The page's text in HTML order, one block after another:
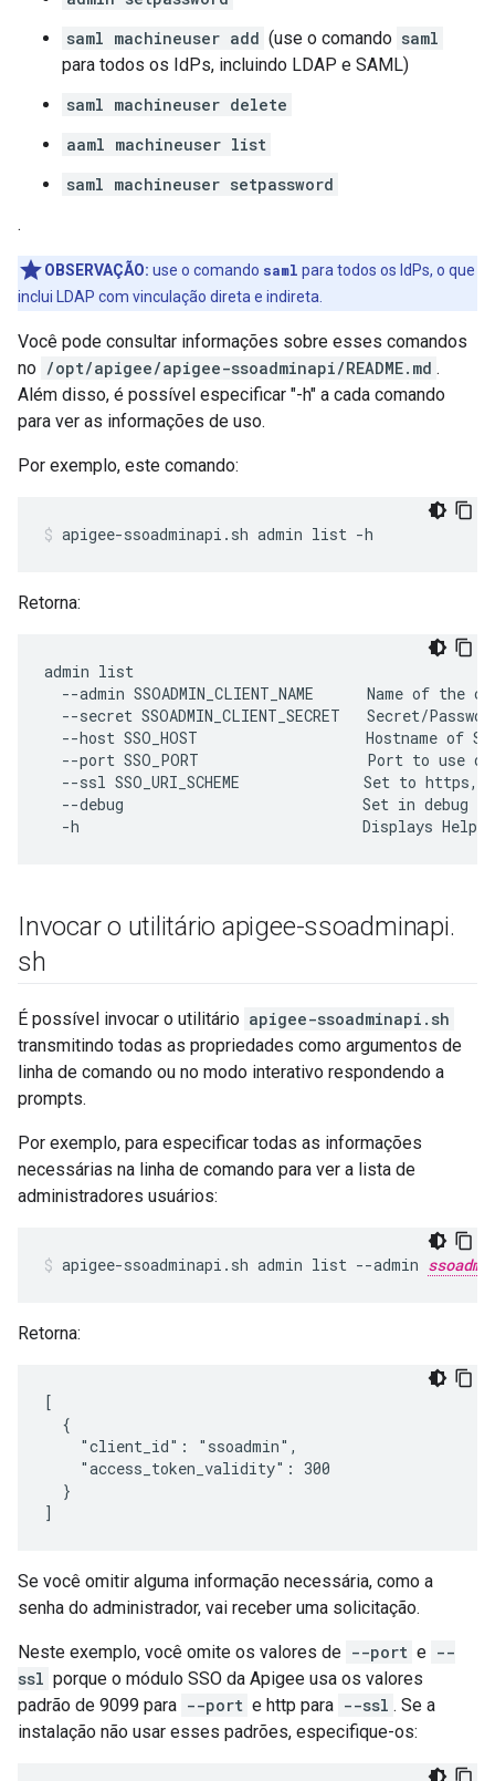
saml machineuser add (use o comando saml
para todos os IdPs, incluindo LDAP e SAML)
saml machineuser delete
aaml machineuser list
saml machineuser setpassword
.
OBSERVAÇÃO: use o comando saml para todos os IdPs, o que
inclui LDAP com vinculação direta e indireta.
Você pode consultar informações sobre esses comandos
no /opt/apigee/apigee-ssoadminapi/README.md .
Além disso, é possível especificar "-h" a cada comando
para ver as informações de uso.
Por exemplo, este comando:
apigee-ssoadminapi.sh admin list -h
Retorna:
admin list
--admin SSOADMIN_CLIENT_NAME      Name of the
--secret SSOADMIN_CLIENT_SECRET   Secret/
--host SSO_HOST                   Hostname of
--port SSO_PORT                   Port to use
--ssl SSO_URI_SCHEME              Set to https,
--debug                           Set in debug
  -h                                Displays Help
Invocar o utilitário apigee-ssoadminapi.
sh
É possível invocar o utilitário apigee-ssoadminapi.sh
transmitindo todas as propriedades como argumentos de
linha de comando ou no modo interativo respondendo a
prompts.
Por exemplo, para especificar todas as informações
necessárias na linha de comando para ver a lista de
administradores usuários:
apigee-ssoadminapi.sh admin list --admin
Retorna:
[
  {
    "client_id": "ssoadmin",
    "access_token_validity": 300
  }
]
Se você omitir alguma informação necessária, como a
senha do administrador, vai receber uma solicitação.
Neste exemplo, você omite os valores de --port e --
ssl porque o módulo SSO da Apigee usa os valores
padrão de 9099 para --port e http para --ssl . Se a
instalação não usar esses padrões, especifique-os: